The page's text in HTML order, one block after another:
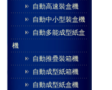
自動高速裝盒機
自動中小型裝盒機
自動多能成型紙盒
機
自動推疊裝箱機
自動成型紙箱機
自動成型紙盒機